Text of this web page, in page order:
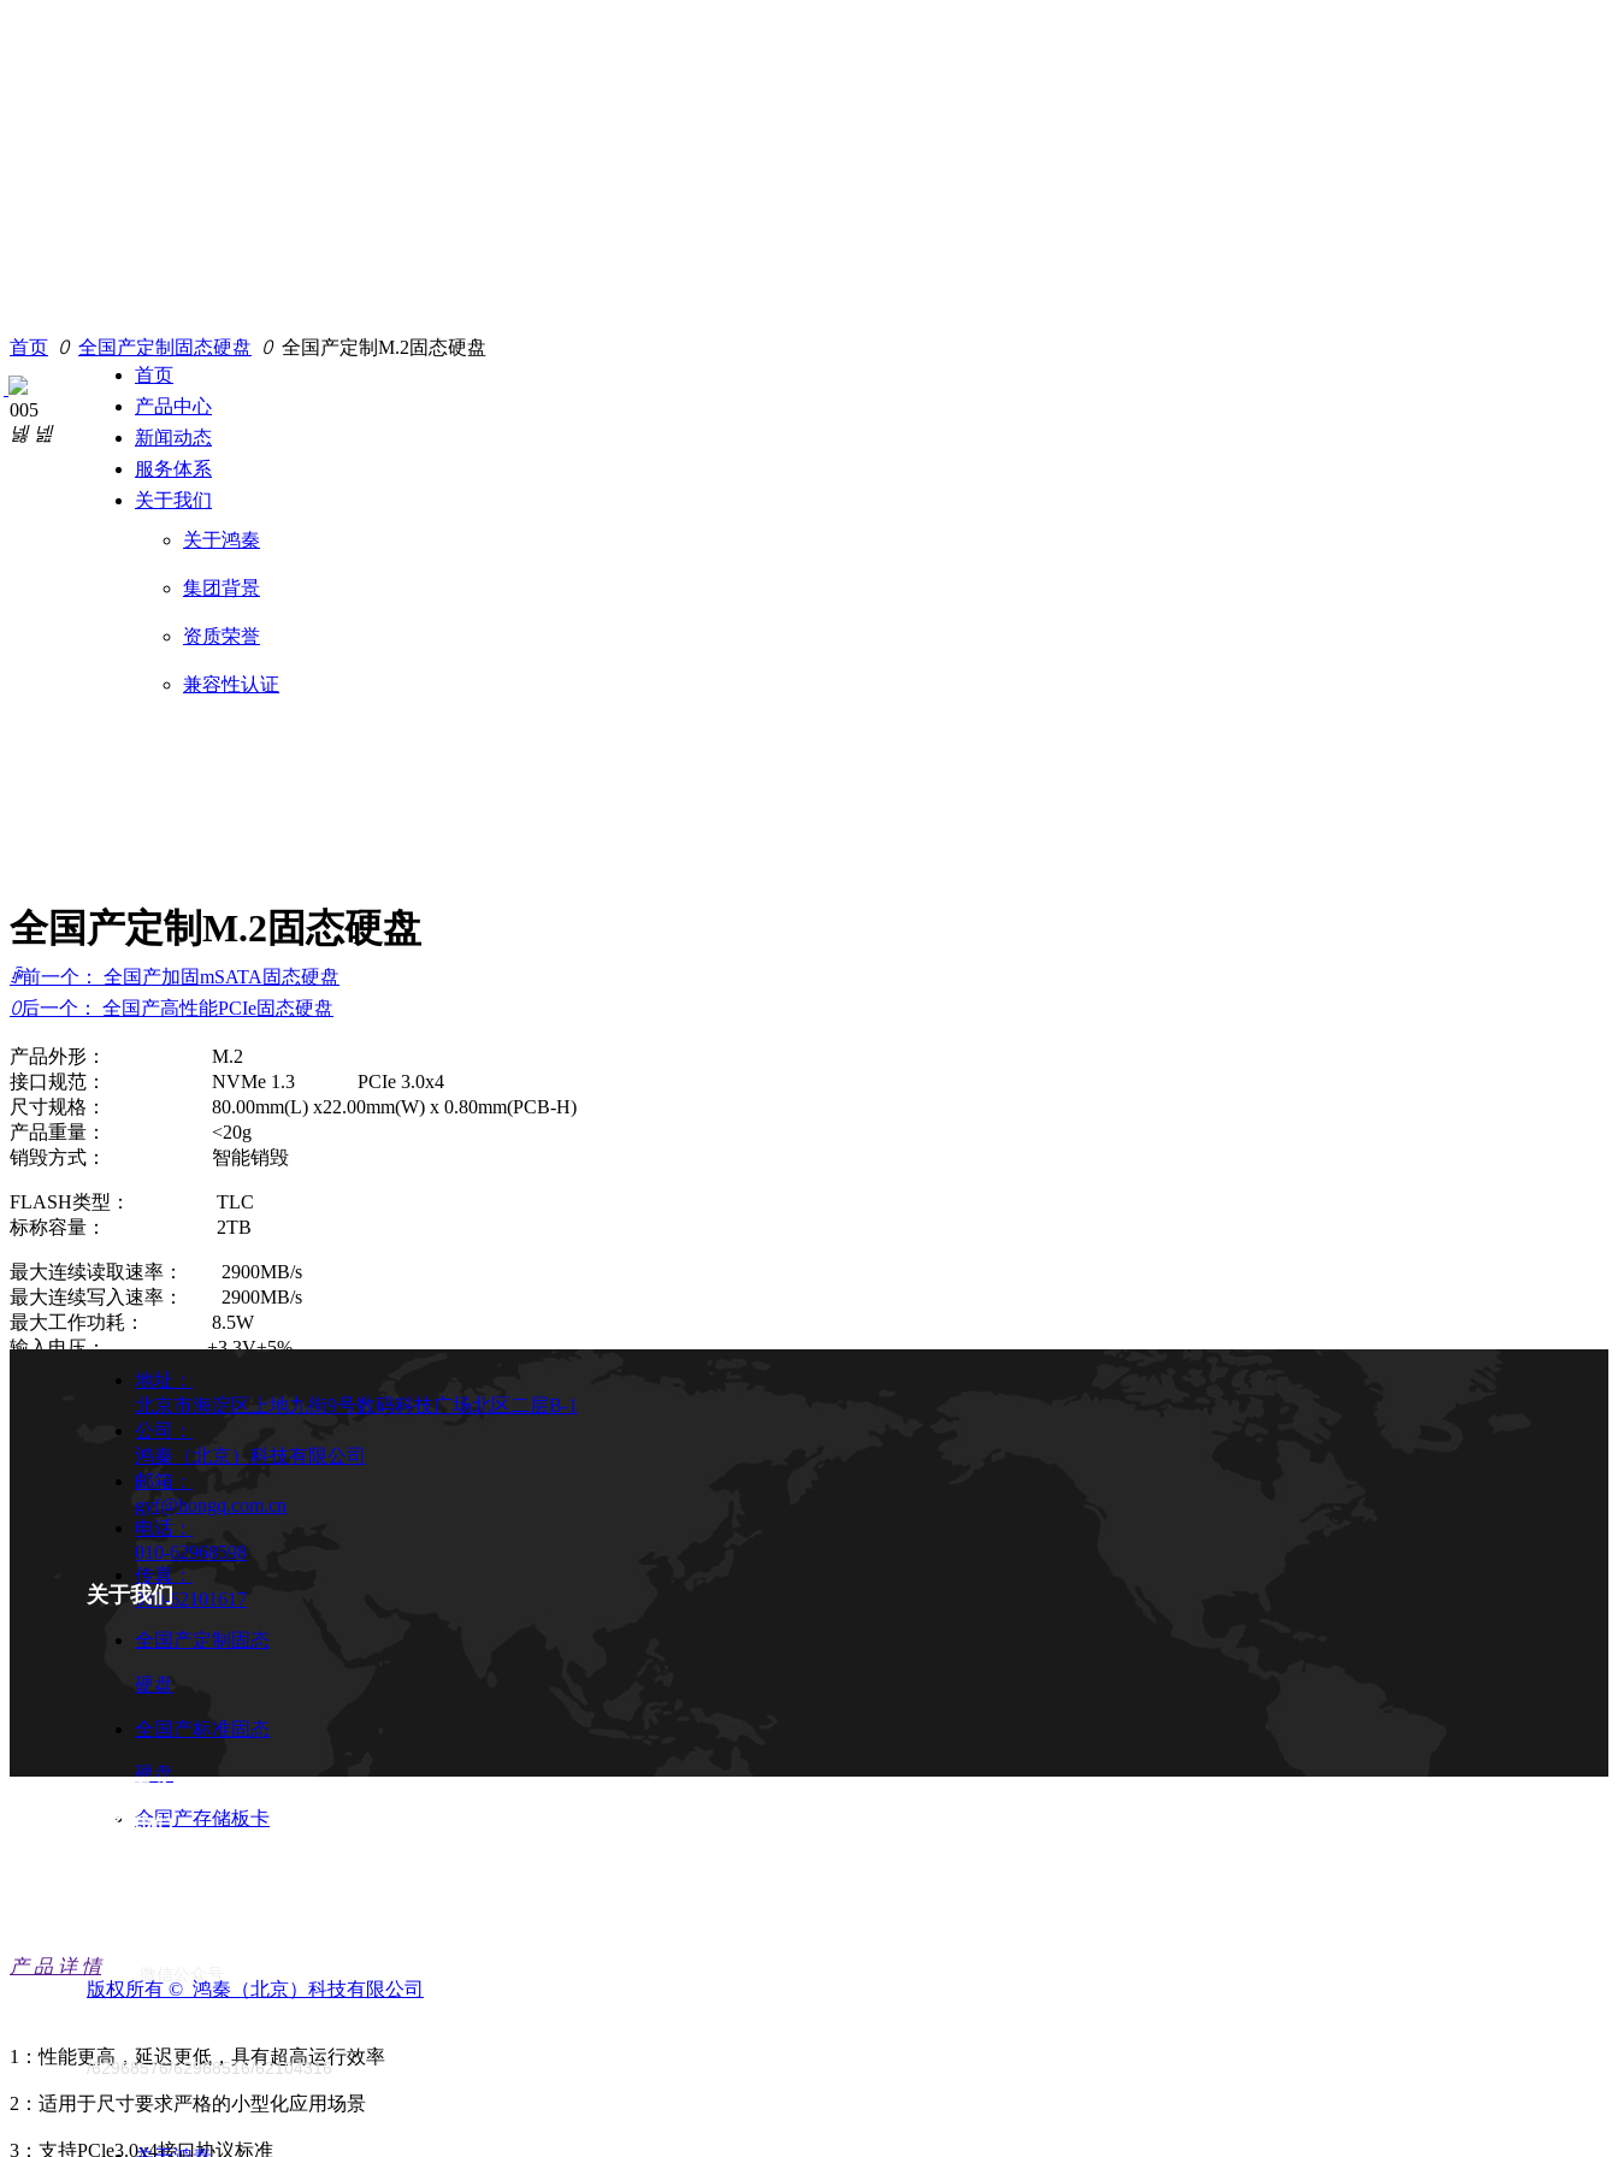
首页
产品中心
新闻动态
服务体系
关于我们
关于鸿秦
集团背景
资质荣誉
兼容性认证
首页 ꄲ 全国产定制固态硬盘 ꄲ 全国产定制M.2固态硬盘
005
넳 넲
全国产定制M.2固态硬盘
ꄴ前一个：
全国产加固mSATA固态硬盘
ꄲ后一个： 全国产高性能PCIe固态硬盘
产品外形： M.2
接口规范： NVMe 1.3 PCIe 3.0x4
尺寸规格： 80.00mm(L) x22.00mm(W) x 0.80mm(PCB-H)
产品重量： <20g
销毁方式： 智能销毁
FLASH类型： TLC
标称容量： 2TB
最大连续读取速率： 2900MB/s
最大连续写入速率： 2900MB/s
最大工作功耗： 8.5W
输入电压： +3.3V±5%
工作温度： 0℃ ~ +70℃ / -25℃ ~ +70℃
-40℃ ~ +85℃ / -40℃ ~ +85℃
存储温度： -55℃ ~ +95℃
工作湿度： 5% ~ 95%（不凝结）
抗冲击能力： 1500G（at 0.5ms half sine wave）
抗振动能力： 15G（10 to 2000Hz）
产 品 详 情
1：性能更高，延迟更低，具有超高运行效率
2：适用于尺寸要求严格的小型化应用场景
3：支持PCle3.0x4接口协议标准
地址：
北京市海淀区上地九街9号数码科技广场北区二层B-1
公司：
鸿秦（北京）科技有限公司
邮箱：
gyf@hongq.com.cn
电话：
010-62968598
传真：
010-62101617
关于我们
全国产定制固态
硬盘
全国产标准固态
硬盘
全国产存储板卡
产品中心
联系我们
版权所有 © 鸿秦（北京）科技有限公司
/62968576/62968516/62104316